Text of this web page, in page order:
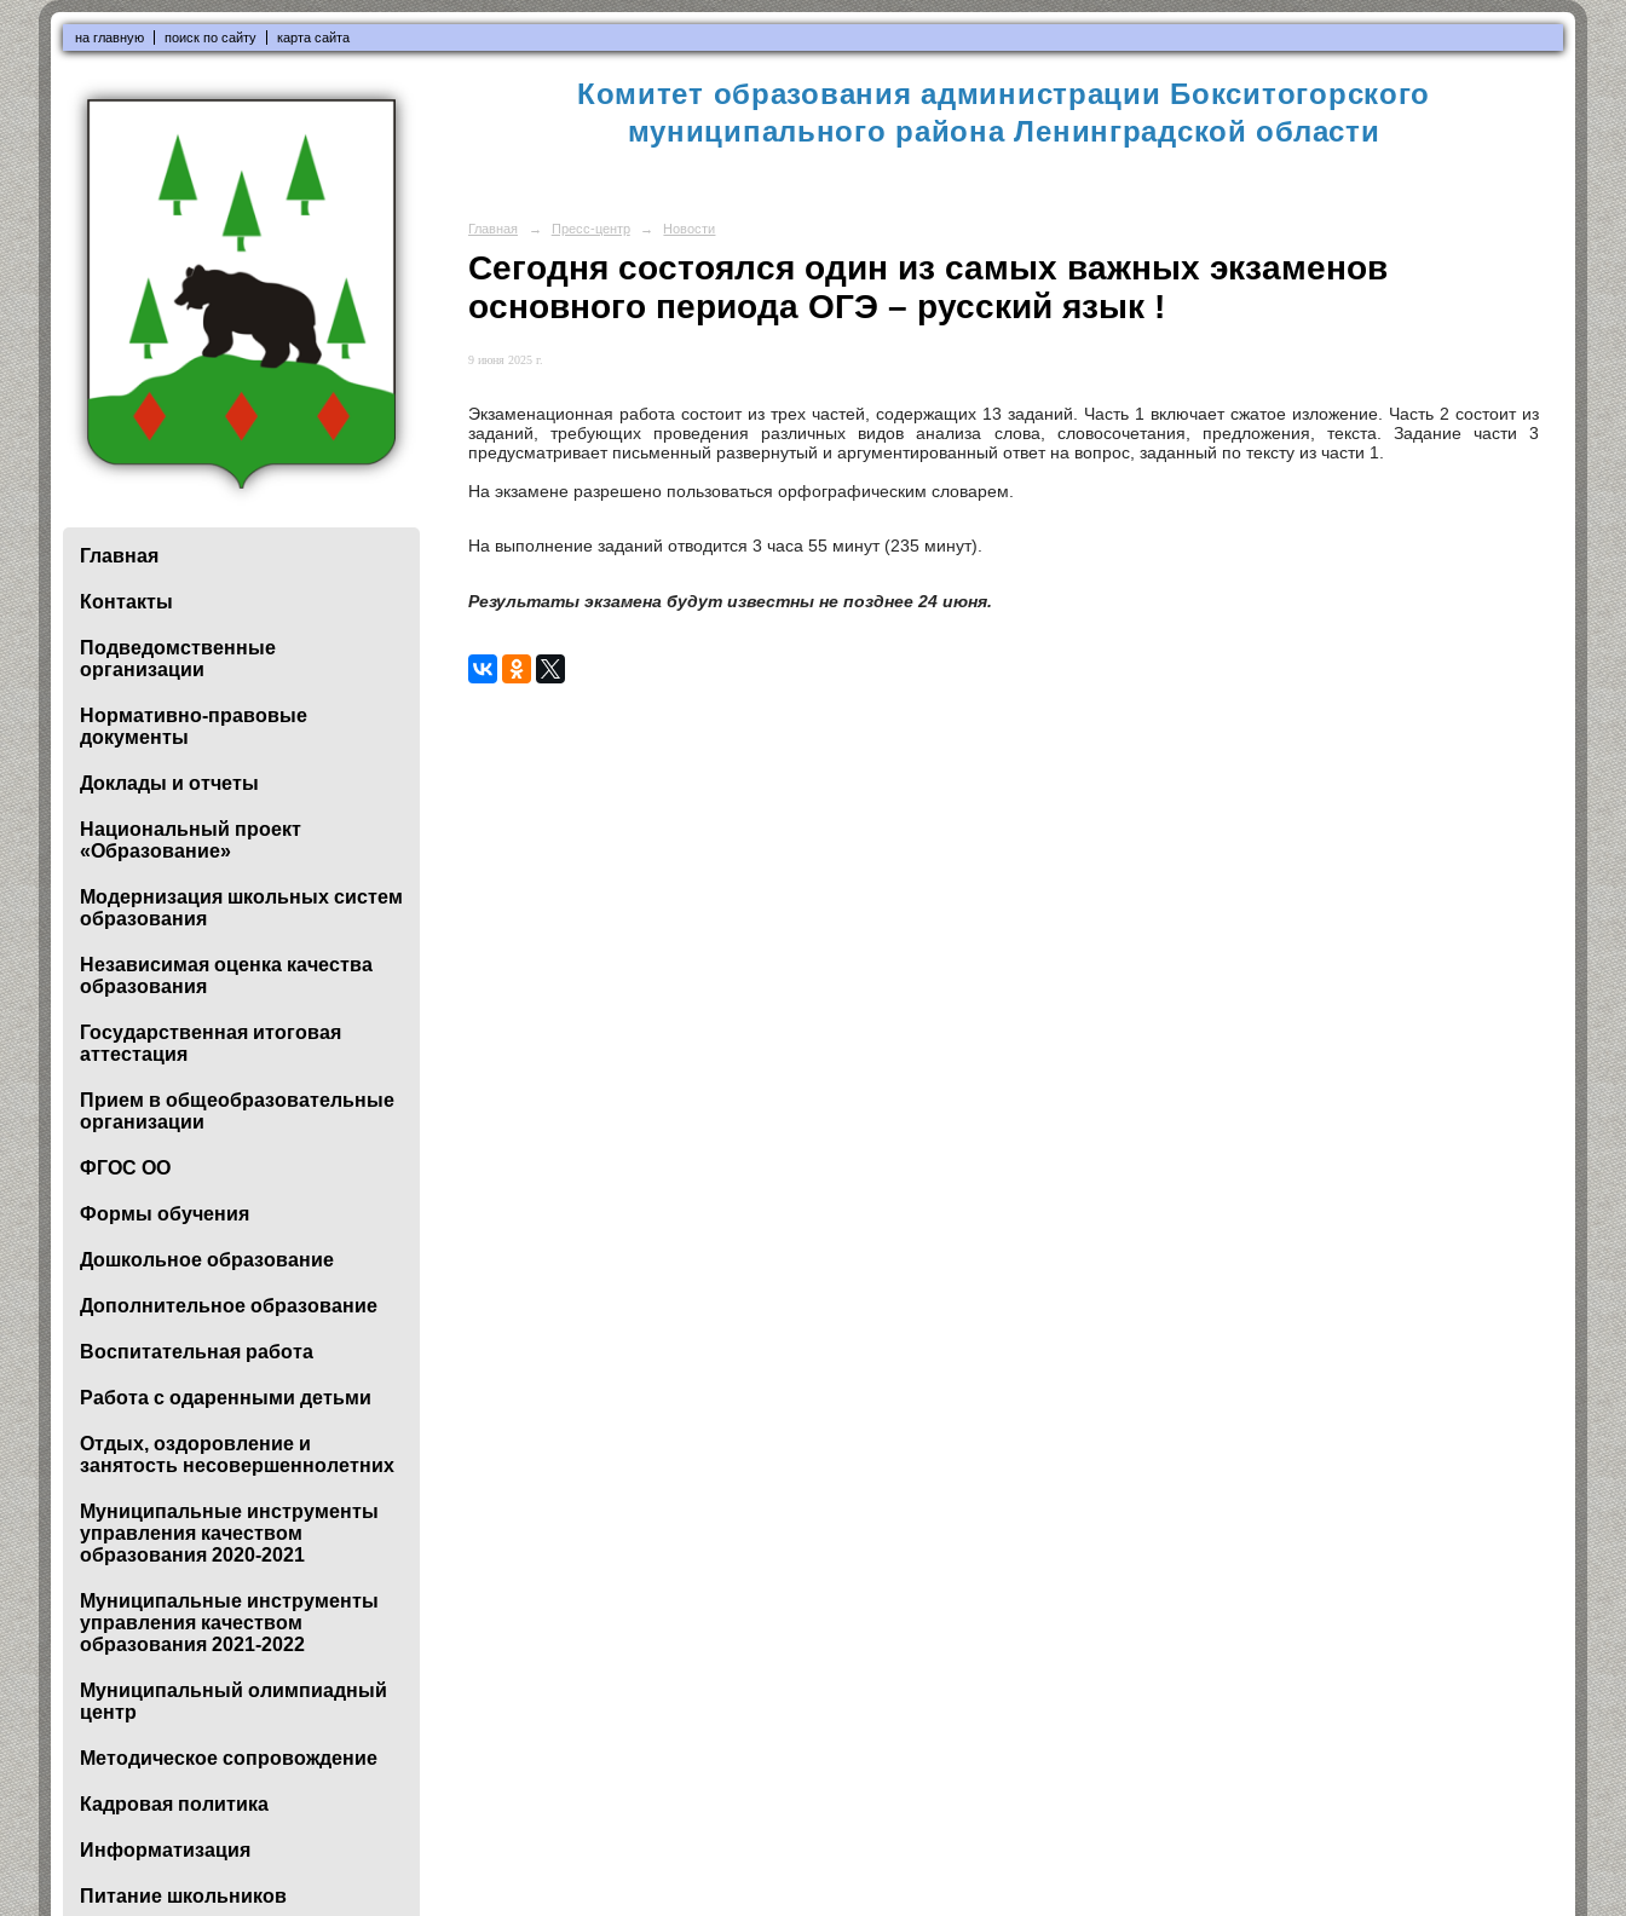
на главную поиск по сайту карта сайта
Главная
Контакты
Подведомственные
организации
Нормативно-правовые
документы
Доклады и отчеты
Национальный проект
«Образование»
Модернизация школьных систем
образования
Независимая оценка качества
образования
Государственная итоговая
аттестация
Прием в общеобразовательные
организации
ФГОС ОО
Формы обучения
Дошкольное образование
Дополнительное образование
Воспитательная работа
Работа с одаренными детьми
Отдых, оздоровление и
занятость несовершеннолетних
Муниципальные инструменты
управления качеством
образования 2020-2021
Муниципальные инструменты
управления качеством
образования 2021-2022
Муниципальный олимпиадный
центр
Методическое сопровождение
Кадровая политика
Информатизация
Питание школьников
Комитет образования администрации Бокситогорского
муниципального района Ленинградской области
Главная → Пресс-центр → Новости
Сегодня состоялся один из самых важных экзаменов
основного периода ОГЭ – русский язык !
9 июня 2025 г.
Экзаменационная работа состоит из трех частей, содержащих 13 заданий. Часть 1 включает сжатое изложение. Часть 2 состоит из
заданий, требующих проведения различных видов анализа слова, словосочетания, предложения, текста. Задание части 3
предусматривает письменный развернутый и аргументированный ответ на вопрос, заданный по тексту из части 1.
На экзамене разрешено пользоваться орфографическим словарем.
На выполнение заданий отводится 3 часа 55 минут (235 минут).
Результаты экзамена будут известны не позднее 24 июня.